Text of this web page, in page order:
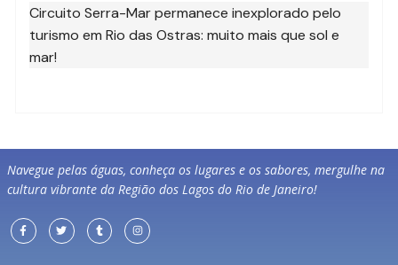
Circuito Serra-Mar permanece inexplorado pelo
turismo emRio das Ostras: muito mais que sol e
mar!
Navegue pelas águas, conheça os lugares e os sabores, mergulhe na
cultura vibrante da Região dos Lagos do Rio de Janeiro!